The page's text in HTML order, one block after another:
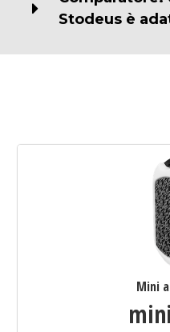
Stodeus è
Mini